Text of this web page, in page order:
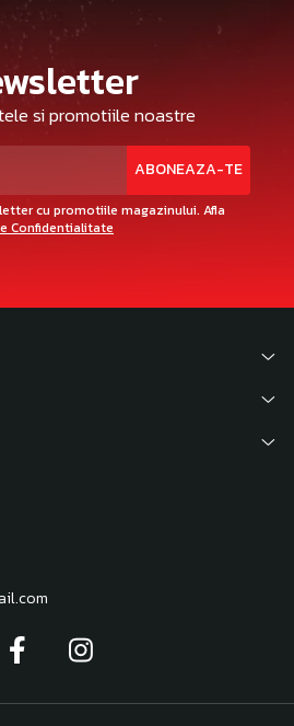
si promotiile noastre
cu promotiile magazinului. Afla
Confidentialitate